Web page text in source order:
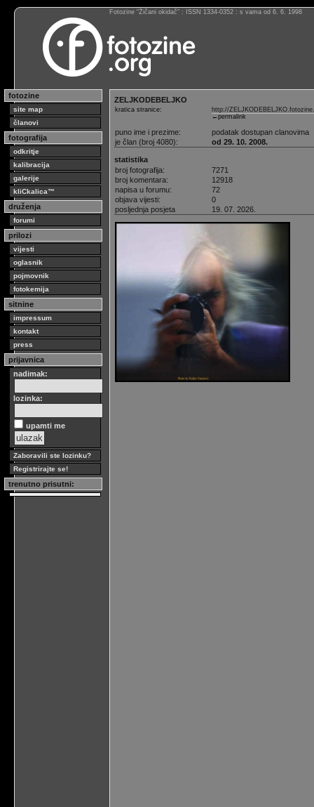
Fotozine “Žičani okidač” : ISSN 1334-0352 : s vama od 6. 6. 1998
fotozine
site map
članovi
fotografija
odkritje
kalibracija
galerije
kliCkalica™
druženja
forumi
prilozi
vijesti
oglasnik
pojmovnik
fotokemija
sitnine
impressum
kontakt
press
prijavnica
nadimak:
lozinka:
upamti me
Zaboravili ste lozinku?
Registrirajte se!
trenutno prisutni:
ZELJKODEBELJKO
kratica stranice:
http://
←permalink
puno ime i prezime:
podatak dostupan clanovima
je član (broj 4080):
od 29. 10. 2008.
statistika
broj fotografija:
7271
broj komentara:
12918
napisa u forumu:
72
objava vijesti:
0
posljednja posjeta
19. 07. 2026.